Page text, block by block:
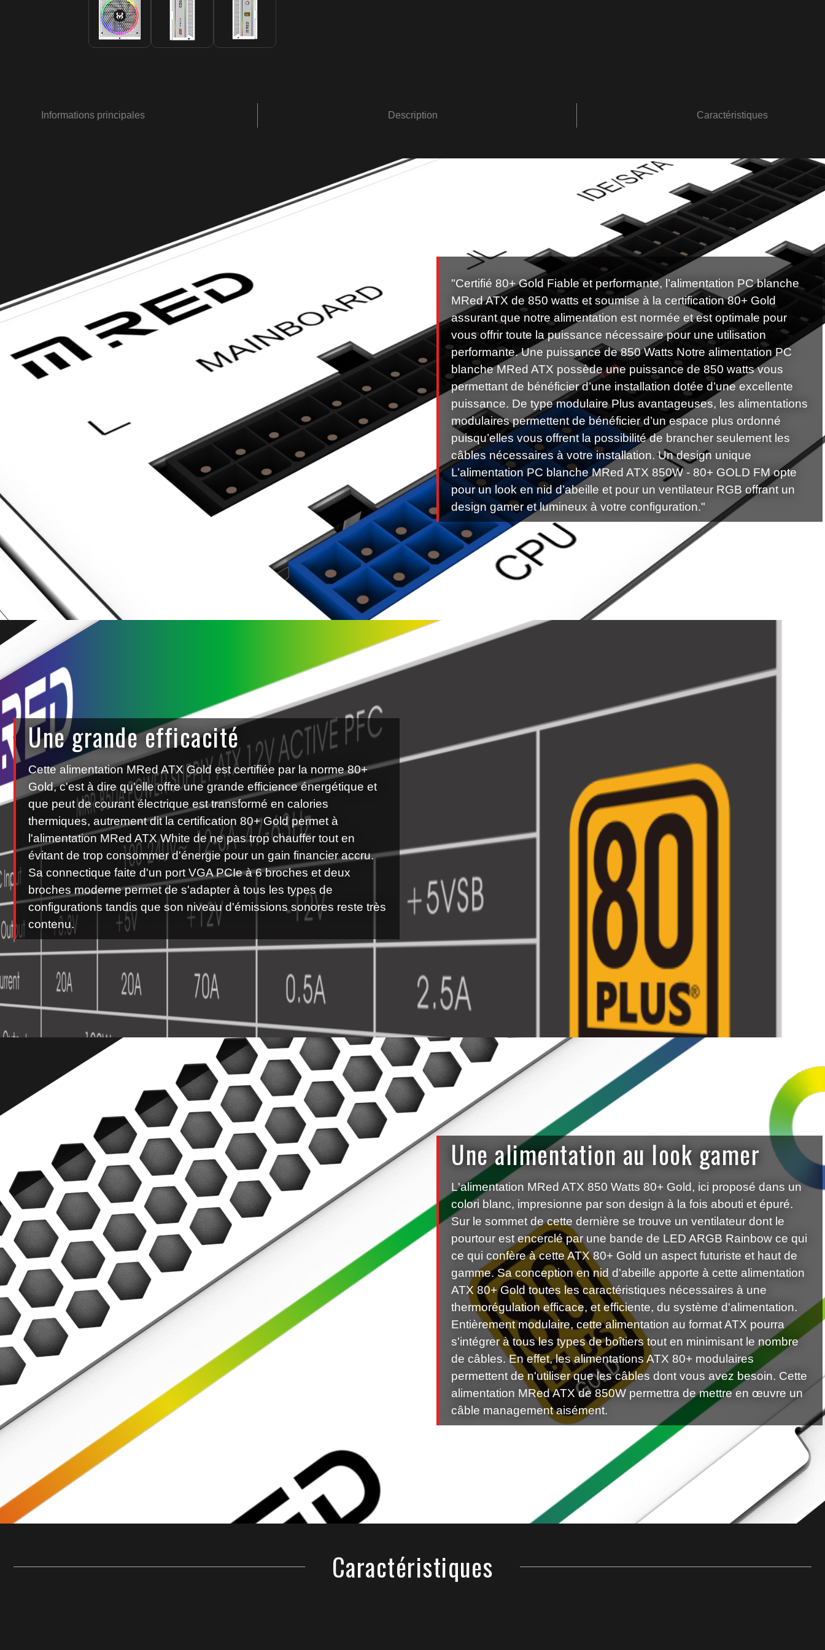
Informations principales Description Caractéristiques
"Certifié 80+ Gold Fiable et performante, l’alimentation PC blanche
MRed ATX de 850 watts et soumise à la certification 80+ Gold
assurant que notre alimentation est normée et est optimale pour
vous offrir toute la puissance nécessaire pour une utilisation
performante. Une puissance de 850 Watts Notre alimentation PC
blanche MRed ATX possède une puissance de 850 watts vous
permettant de bénéficier d’une installation dotée d’une excellente
puissance. De type modulaire Plus avantageuses, les alimentations
modulaires permettent de bénéficier d’un espace plus ordonné
puisqu’elles vous offrent la possibilité de brancher seulement les
câbles nécessaires à votre installation. Un design unique
L’alimentation PC blanche MRed ATX 850W - 80+ GOLD FM opte
pour un look en nid d’abeille et pour un ventilateur RGB offrant un
design gamer et lumineux à votre configuration."
Une grande efficacité
Cette alimentation MRed ATX Gold est certifiée par la norme 80+
Gold, c'est à dire qu'elle offre une grande efficience énergétique et
que peut de courant électrique est transformé en calories
thermiques, autrement dit la certification 80+ Gold permet à
l'alimentation MRed ATX White de ne pas trop chauffer tout en
évitant de trop consommer d'énergie pour un gain financier accru.
Sa connectique faite d'un port VGA PCIe à 6 broches et deux
broches moderne permet de s'adapter à tous les types de
configurations tandis que son niveau d'émissions sonores reste très
contenu.
Une alimentation au look gamer
L'alimentation MRed ATX 850 Watts 80+ Gold, ici proposé dans un
colori blanc, impresionne par son design à la fois abouti et épuré.
Sur le sommet de cette dernière se trouve un ventilateur dont le
pourtour est encerclé par une bande de LED ARGB Rainbow ce qui
ce qui confère à cette ATX 80+ Gold un aspect futuriste et haut de
gamme. Sa conception en nid d'abeille apporte à cette alimentation
ATX 80+ Gold toutes les caractéristiques nécessaires à une
thermorégulation efficace, et efficiente, du système d'alimentation.
Entièrement modulaire, cette alimentation au format ATX pourra
s'intégrer à tous les types de boîtiers tout en minimisant le nombre
de câbles. En effet, les alimentations ATX 80+ modulaires
permettent de n'utiliser que les câbles dont vous avez besoin. Cette
alimentation MRed ATX de 850W permettra de mettre en œuvre un
câble management aisément.
Caractéristiques